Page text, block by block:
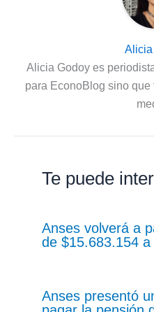
Alicia
Alicia Godoy es
para EconoBlog sino
Te puede
Anses volverá a
de $15.683.154 a
Anses presentó